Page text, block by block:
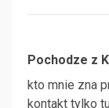
Pochodze z
kto mnie zna
kontakt tylko